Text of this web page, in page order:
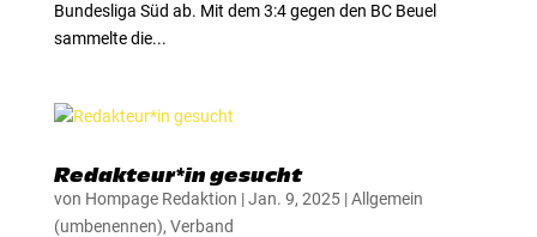
Bundesliga Süd ab. Mit dem 3:4 gegen den BC Beuel
sammelte die...
Redakteur*in gesucht
von Hompage Redaktion |Jan. 9, 2025|Allgemein
(umbenennen), Verband